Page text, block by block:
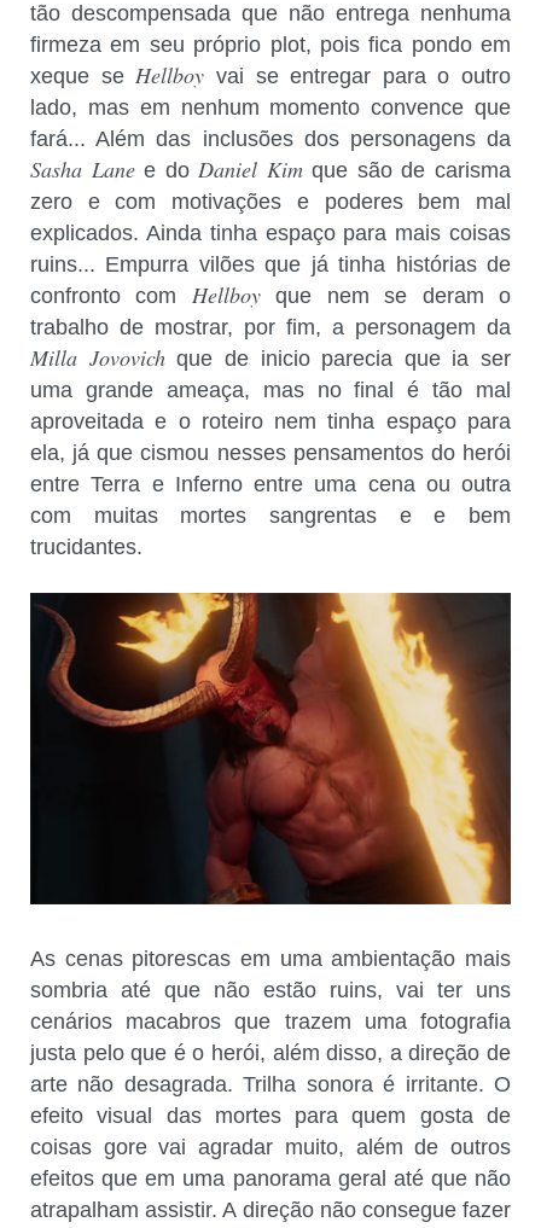
tão descompensada que não entrega nenhuma
firmeza em seu próprio plot, pois fica pondo em
xeque seHellboy vai se entregar para o outro
lado, mas em nenhum momento convence que
fará... Além das inclusões dos personagens da
Sasha Lanee doDaniel Kimque são de carisma
zero e com motivações e poderes bem mal
explicados. Ainda tinha espaço para mais coisas
ruins... Empurra vilões que já tinha histórias de
confronto com Hellboyque nem se deram o
trabalho de mostrar, por fim, a personagem da
Milla Jovovichque de inicio parecia que ia ser
uma grande ameaça, mas no final é tão mal
aproveitada e o roteiro nem tinha espaço para
ela, já que cismou nesses pensamentos do herói
entre Terra e Inferno entre uma cena ou outra
com muitas mortes sangrentas e e bem
trucidantes.
As cenas pitorescas em uma ambientação mais
sombria até que não estão ruins, vai ter uns
cenários macabros que trazem uma fotografia
justa pelo que é o herói, além disso, a direção de
arte não desagrada. Trilha sonora é irritante. O
efeito visual das mortes para quem gosta de
coisas gore vai agradar muito, além de outros
efeitos que em uma panorama geral até que não
atrapalham assistir. A direção não consegue fazer